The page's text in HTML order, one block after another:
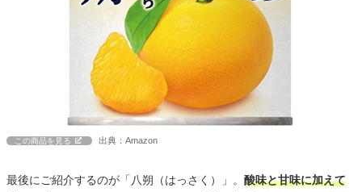
この商品を見る 出典：Amazon
最後にご紹介するのが「八朔（はっさく）」。 酸味と甘味に加えて